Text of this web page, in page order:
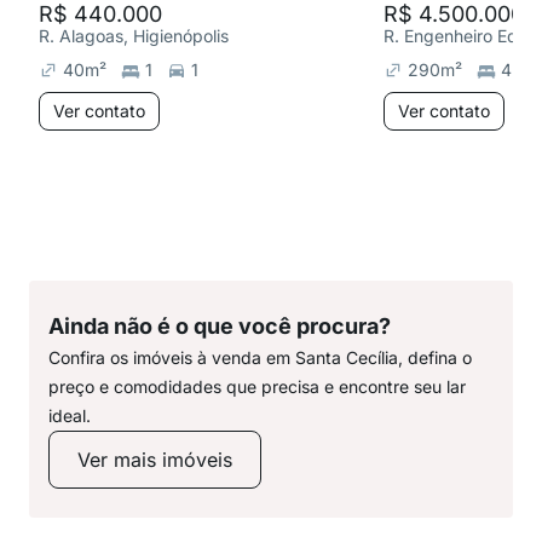
R$ 440.000
R. Alagoas, Higienópolis
40m² 1
1
Ver contato
R$ 4.500.000
290m²
4
Ver contato
Ainda não é o que você procura?
Confira os imóveis à venda em Santa Cecília, defina o
preço e comodidades que precisa e encontre seu lar
ideal.
Ver mais imóveis